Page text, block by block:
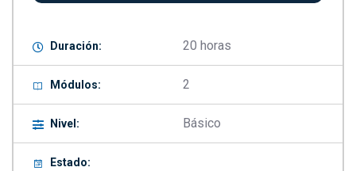
Duración: 20 horas
Módulos: 2
Nivel: Básico
Estado: